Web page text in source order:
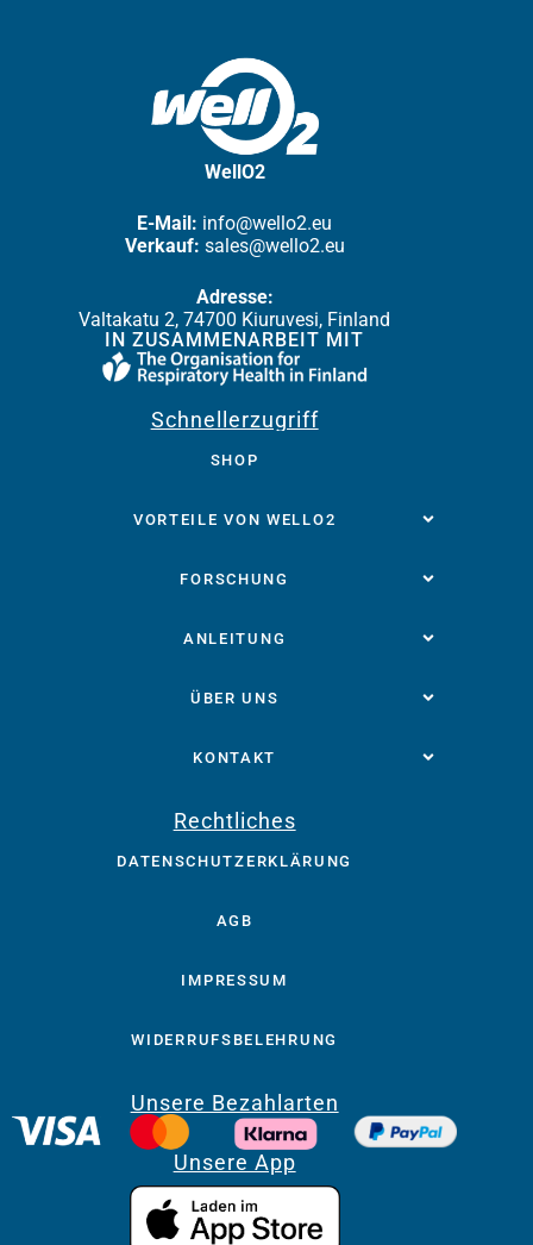
WellO2
E-Mail: info@wello2.eu
Verkauf: sales@wello2.eu
Adresse:
Valtakatu 2, 74700 Kiuruvesi, Finland
IN ZUSAMMENARBEIT MIT
Schnellerzugriff
SHOP
VORTEILE VON WELLO2
FORSCHUNG
ANLEITUNG
ÜBER UNS
KONTAKT
Rechtliches
DATENSCHUTZERKLÄRUNG
AGB
IMPRESSUM
WIDERRUFSBELEHRUNG
Unsere Bezahlarten
Unsere App